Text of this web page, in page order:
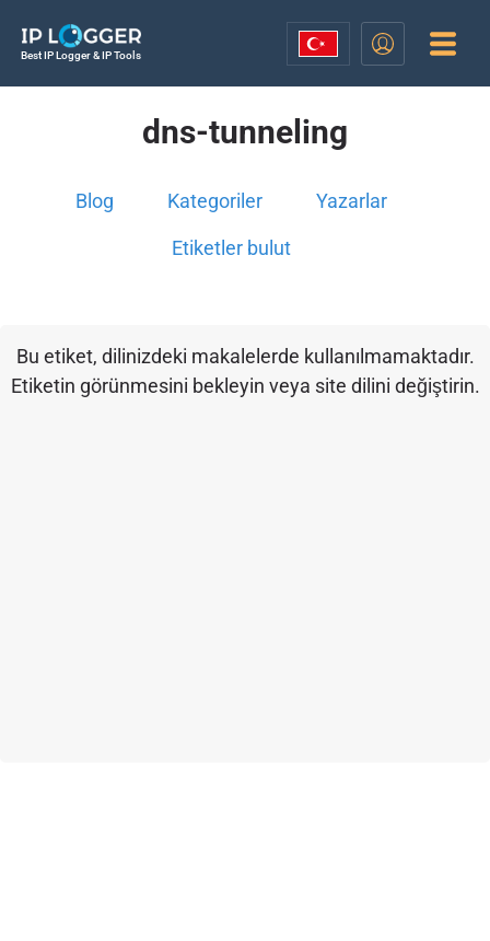
Best IP Logger & IP Tools
dns-tunneling
Blog Kategoriler Yazarlar
Etiketler bulut